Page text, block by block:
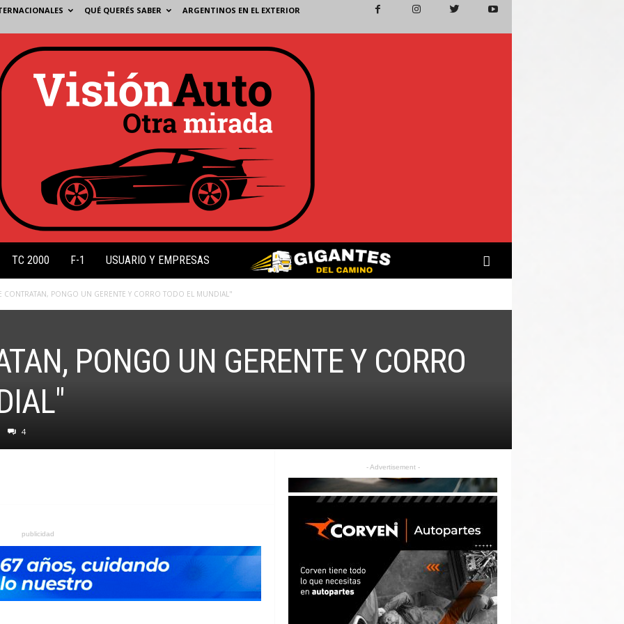
QUÉ QUERÉS SABER ARGENTINOS EN EL EXTERIOR
TC 2000 F-1 USUARIO Y EMPRESAS
CONTRATAN, PONGO UN GERENTE Y CORRO TODO EL MUNDIAL"
PONGO UN GERENTE Y CORRO
4
publicidad
- Advertisement -